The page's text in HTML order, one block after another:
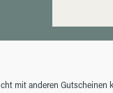
mit anderen